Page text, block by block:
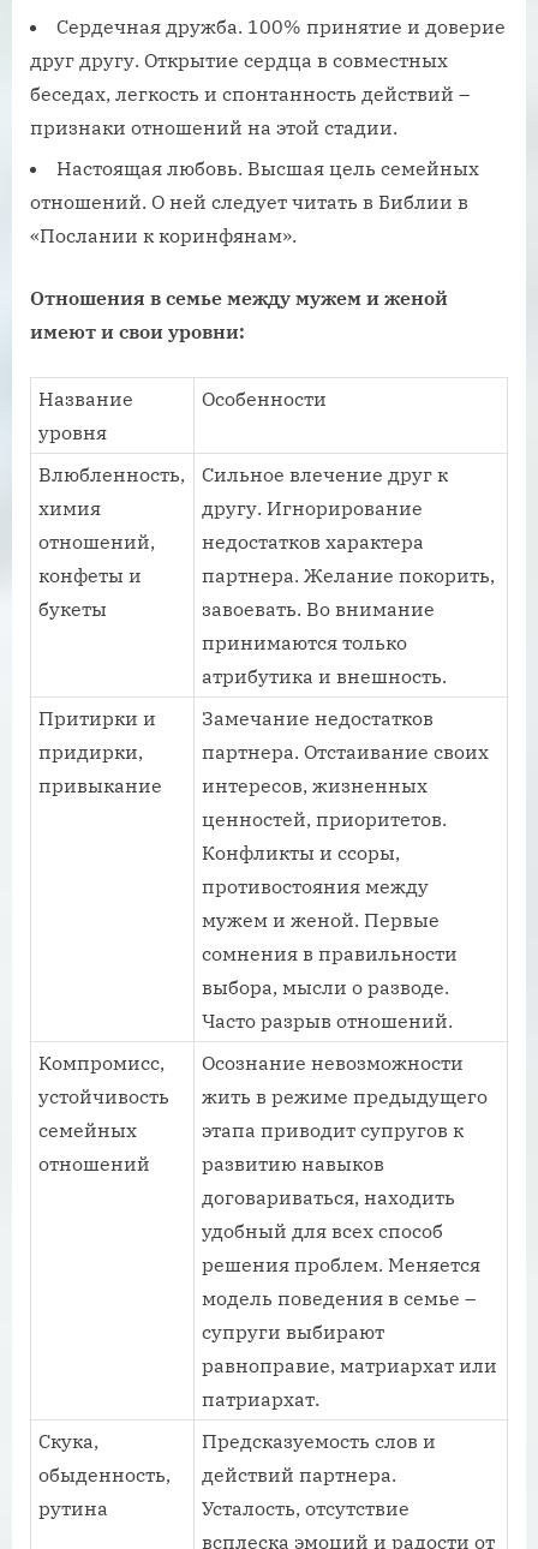
Сердечная дружба. 100% принятие и доверие
друг другу. Открытие сердца в совместных
беседах, легкость и спонтанность действий –
признаки отношений на этой стадии.
Настоящая любовь. Высшая цель семейных
отношений. О ней следует читать в Библии в
«Послании к коринфянам».
Отношения в семье между мужем и женой
имеют и свои уровни:
Название
уровня
Особенности
Влюбленность,
химия
отношений,
конфеты и
букеты
Сильное влечение друг к
другу. Игнорирование
недостатков характера
партнера. Желание покорить,
завоевать. Во внимание
принимаются только
атрибутика и внешность.
Притирки и
придирки,
привыкание
Замечание недостатков
партнера. Отстаивание своих
интересов, жизненных
ценностей, приоритетов.
Конфликты и ссоры,
противостояния между
мужем и женой. Первые
сомнения в правильности
выбора, мысли о разводе.
Часто разрыв отношений.
Компромисс,
устойчивость
семейных
отношений
Осознание невозможности
жить в режиме предыдущего
этапа приводит супругов к
развитию навыков
договариваться, находить
удобный для всех способ
решения проблем. Меняется
модель поведения в семье –
супруги выбирают
равноправие, матриархат или
патриархат.
Скука,
обыденность,
рутина
Предсказуемость слов и
действий партнера.
Усталость, отсутствие
всплеска эмоций и радости от